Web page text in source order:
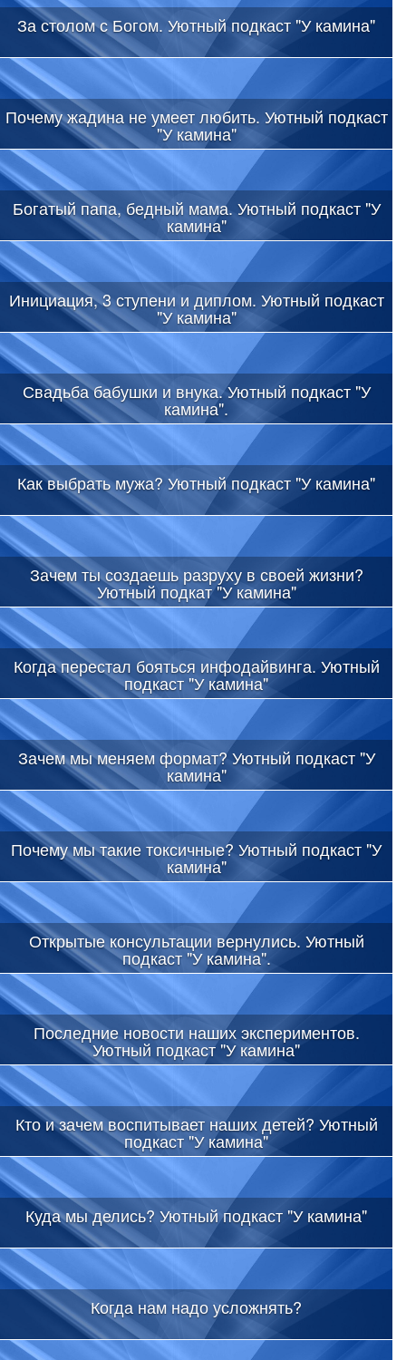
За столом с Богом. Уютный подкаст "У камина"
Почему жадина не умеет любить. Уютный подкаст
"У камина"
Богатый папа, бедный мама. Уютный подкаст "У
камина"
Инициация, 3 ступени и диплом. Уютный подкаст
"У камина"
Свадьба бабушки и внука. Уютный подкаст "У
камина".
Как выбрать мужа? Уютный подкаст "У камина"
Зачем ты создаешь разруху в своей жизни?
Уютный подкат "У камина"
Когда перестал бояться инфодайвинга. Уютный
подкаст "У камина"
Зачем мы меняем формат? Уютный подкаст "У
камина"
Почему мы такие токсичные? Уютный подкаст "У
камина"
Открытые консультации вернулись. Уютный
подкаст "У камина".
Последние новости наших экспериментов.
Уютный подкаст "У камина"
Кто и зачем воспитывает наших детей? Уютный
подкаст "У камина"
Куда мы делись? Уютный подкаст "У камина"
Когда нам надо усложнять?